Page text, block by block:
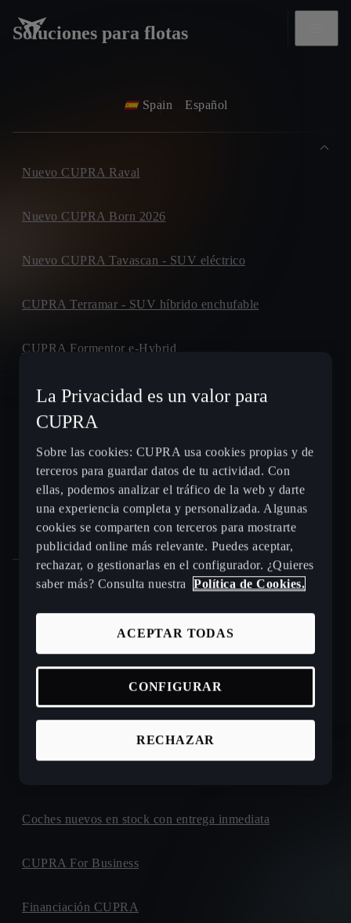
Soluciones para flotas
Spain Español
Nuevo CUPRA Raval
Nuevo CUPRA Born 2026
Nuevo CUPRA Tavascan - SUV eléctrico
CUPRA Terramar - SUV híbrido enchufable
CUPRA Formentor e-Hybrid
CUPRA León e-HYBRID
CUPRA Ateca - SUV compacto
Gama CUPRA e-HYBRID - coches híbridos enchufables
Coches de ocasión en stock
Coches nuevos en stock con entrega inmediata
CUPRA For Business
Financiación CUPRA
La Privacidad es un valor para
CUPRA
Sobre las cookies: CUPRA usa cookies propias y de
terceros para guardar datos de tu actividad. Con
ellas, podemos analizar el tráfico de la web y darte
una experiencia completa y personalizada. Algunas
cookies se comparten con terceros para mostrarte
publicidad online más relevante. Puedes aceptar,
rechazar, o gestionarlas en el configurador. ¿Quieres
saber más? Consulta nuestra
Política de Cookies.
RECHAZAR
ACEPTAR TODAS
CONFIGURAR